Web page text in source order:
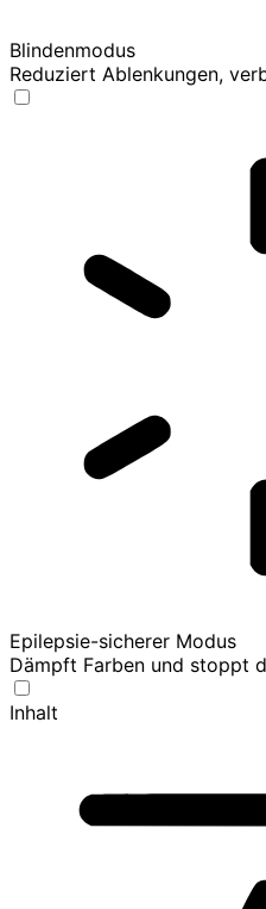
Blindenmodus
Reduziert Ablenkungen,
Epilepsie-sicherer Modus
Dämpft Farben und stoppt
Inhalt